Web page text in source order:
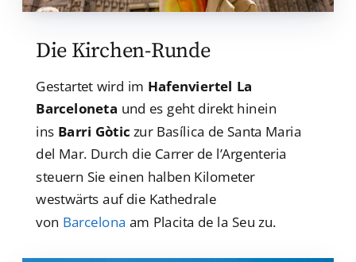
Die Kirchen-Runde
Gestartet wird im Hafenviertel La
Barceloneta und es geht direkt hinein
ins Barri Gòtic zur Basílica de Santa Maria
del Mar. Durch die Carrer de l’Argenteria
steuern Sie einen halben Kilometer
westwärts auf die Kathedrale
von Barcelona am Placita de la Seu zu.